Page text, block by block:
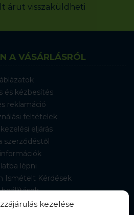
kezelése
árut visszaküldheti
A VÁSÁRLÁSRÓL
és kézbesítés
reklamáció
feltételek
eljárás
szerződéstől
információk
lépni
Ismételt Kérdések